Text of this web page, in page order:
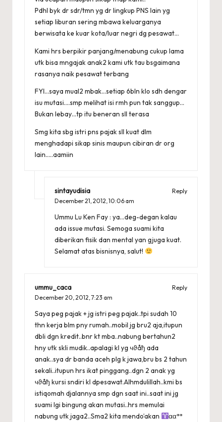
Pdhl byk dr sdr/tmn yg dr lingkup PNS lain yg
setiap liburan sering mbawa keluarganya
berwisata ke kuar kota/luar negri dg pesawat…
Kami hrs berpikir panjang/menabung cukup lama
utk bisa mngajak anak2 kami utk tau bsgaimana
rasanya naik pesawat terbang
FYI…saya mual2 mbak…setiap 6bln klo sdh dengar
isu mutasi….smp melihat isi rmh pun tak sanggup…
Bukan lebay…tp itu beneran sll terasa
Smg kita sbg istri pns pajak sll kuat dlm
menghadapi sikap sinis maupun cibiran dr org
lain…..aamiin
sintayudisia
Reply
December 21, 2012,10:06 am
Ummu Lu Ken Fay : ya…deg-degan kalau
ada issue mutasi. Semoga suami kita
diberikan fisik dan mental yan gjuga kuat.
Selamat atas bisnisnya, salut!
ummu_caca
Reply
December 20, 2012,7:23 am
Saya peg pajak + jg istri peg pajak..tpi sudah 10
thn kerja blm pny rumah..mobil jg bru2 aja,itupun
dbli dgn kredit..bnr kt mba..nabung bertahun2
hny utk skli mudik..apalagi kl yg чϑåђ ada
anak..sya dr banda aceh plg k jawa,bru bs 2 tahun
sekali..itupun hrs ikat pinggang..dgn 2 anak yg
чϑåђ kursi sndiri kl dpesawat.Alhmdulillah..kmi bs
istiqomah djalannya smp dgn saat ini..saat ini jg
suami lgi bingung akan mutasi..hrs memulai
nabung utk jaga2..Sma2 kita mendo’akan
ααªª